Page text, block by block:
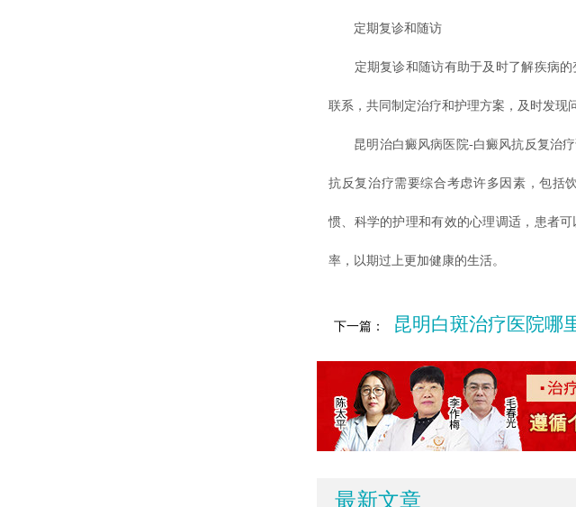
定期复诊和随访
定期复诊和随访有助于及时了解疾病的
联系，共同制定治疗和护理方案，及时发现
昆明治白癜风病医院-白癜风抗反复治疗
抗反复治疗需要综合考虑许多因素，包括
惯、科学的护理和有效的心理调适，患者
率，以期过上更加健康的生活。
下一篇： 昆明白斑治疗医院哪
最新文章